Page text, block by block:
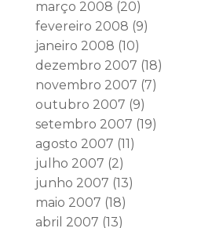
março 2008 (20)
fevereiro 2008 (9)
janeiro 2008 (10)
dezembro 2007 (18)
novembro 2007 (7)
outubro 2007 (9)
setembro 2007 (19)
agosto 2007 (11)
julho 2007 (2)
junho 2007 (13)
maio 2007 (18)
abril 2007 (13)